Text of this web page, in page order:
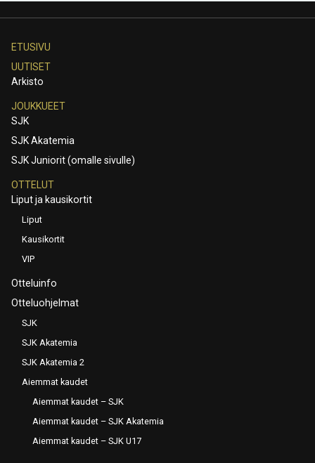
ETUSIVU
UUTISET
Arkisto
JOUKKUEET
SJK
SJK Akatemia
SJK Juniorit (omalle sivulle)
OTTELUT
Liput ja kausikortit
Liput
Kausikortit
VIP
Otteluinfo
Otteluohjelmat
SJK
SJK Akatemia
SJK Akatemia 2
Aiemmat kaudet
Aiemmat kaudet – SJK
Aiemmat kaudet – SJK Akatemia
Aiemmat kaudet – SJK U17